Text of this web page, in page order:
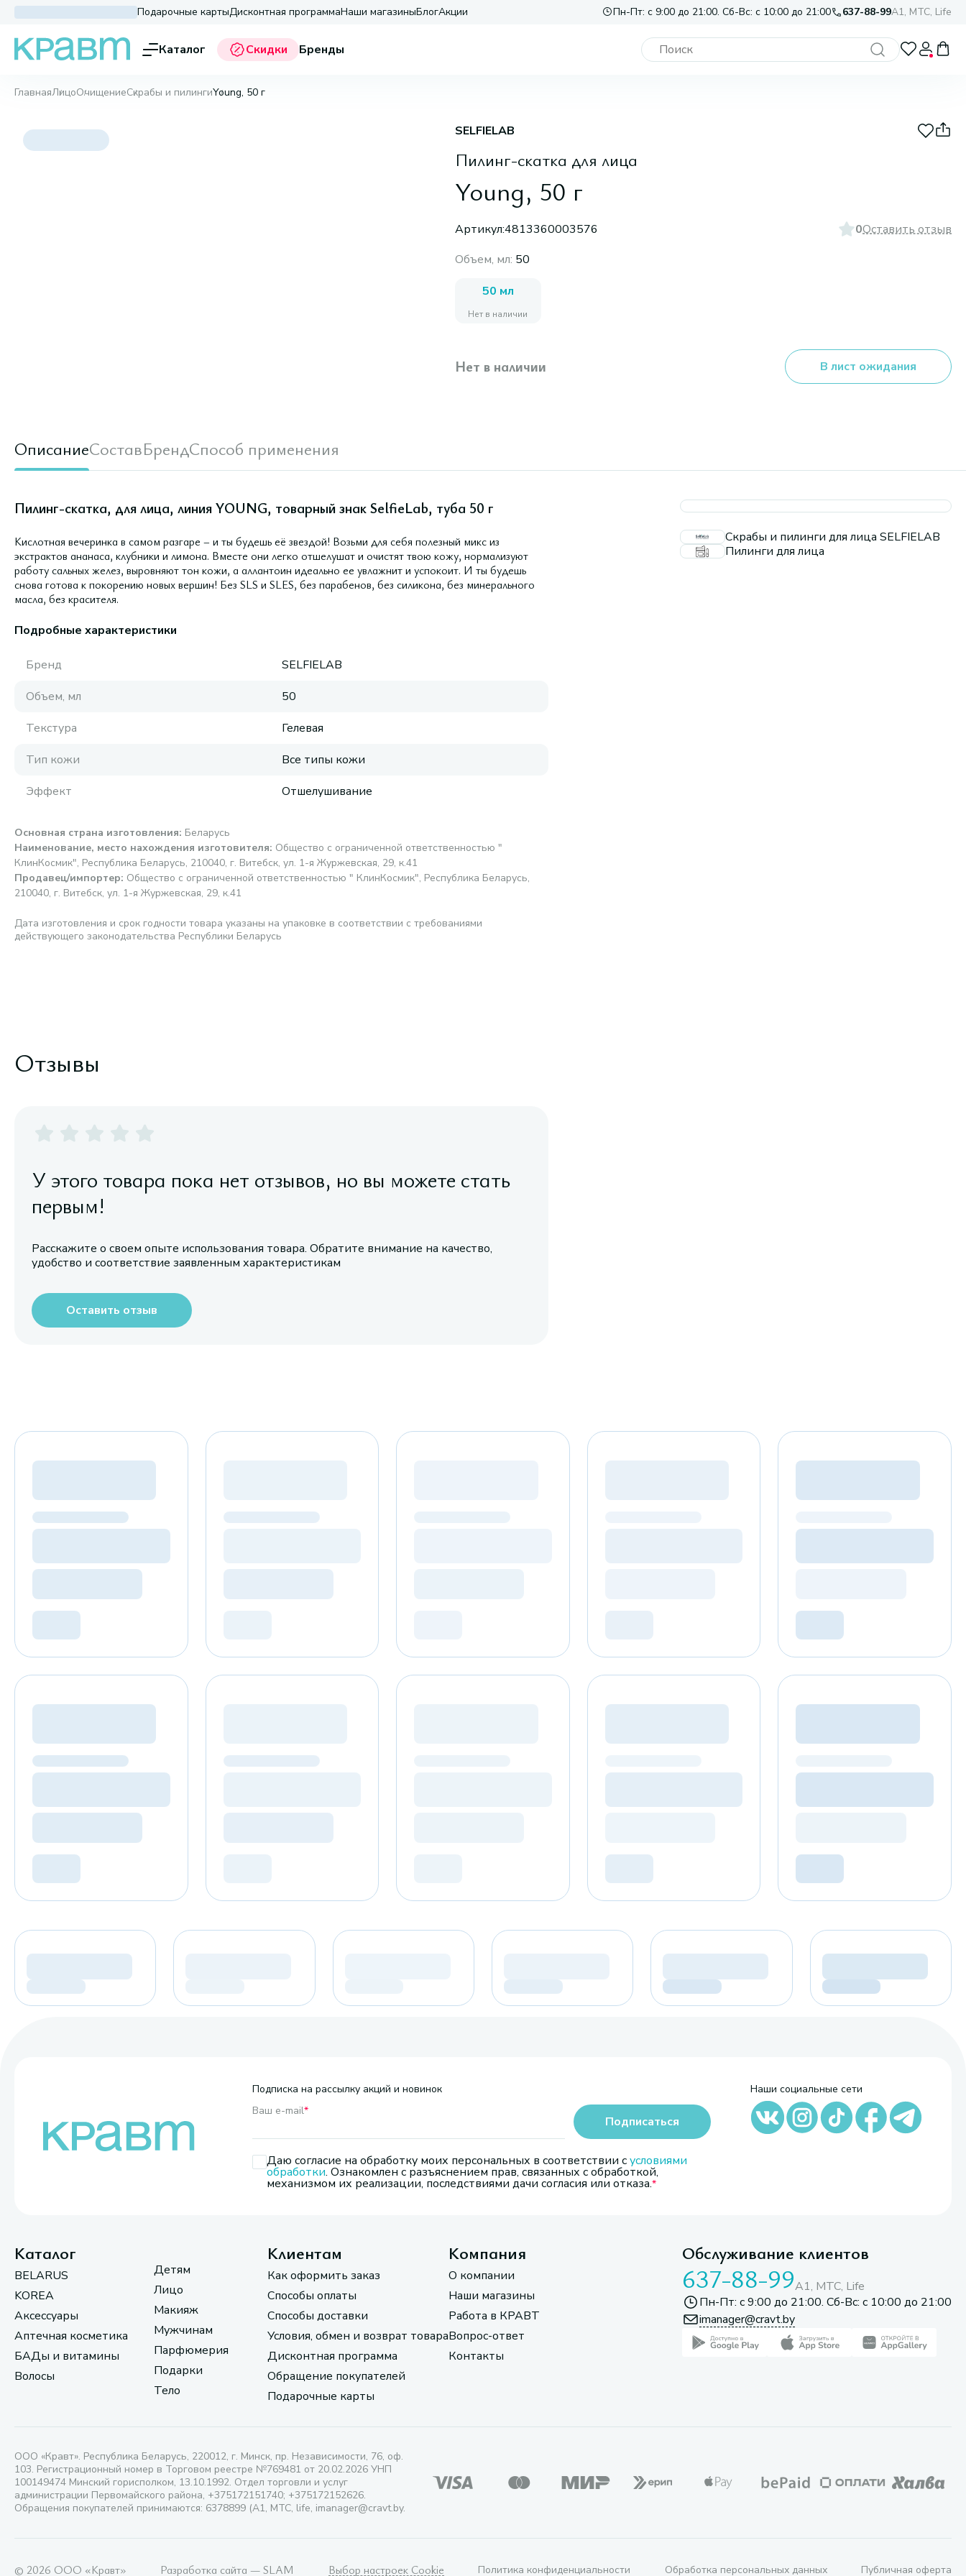
Подарочные картыДисконтная программаНаши магазиныБлогАкции Пн-Пт: с 9:00 до 21:00. Сб-Вс: с 10:00 до 21:00 637-88-99A1, МТС, Life
Каталог Скидки Бренды
ГлавнаяЛицоОчищениеСкрабы и пилингиYoung, 50 г
SELFIELAB
Пилинг-скатка для лица
Young, 50 г
Артикул:4813360003576 0Оставить отзыв
Объем, мл: 50
50 мл
Нет в наличии
Нет в наличии В лист ожидания
ОписаниеСоставБрендСпособ применения
Пилинг-скатка, для лица, линия YOUNG, товарный знак SelfieLab, туба 50 г
Кислотная вечеринка в самом разгаре – и ты будешь её звездой! Возьми для себя полезный микс из
экстрактов ананаса, клубники и лимона. Вместе они легко отшелушат и очистят твою кожу, нормализуют
работу сальных желез, выровняют тон кожи, а аллантоин идеально ее увлажнит и успокоит. И ты будешь
снова готова к покорению новых вершин! Без SLS и SLES, без парабенов, без силикона, без минерального
масла, без красителя.
Подробные характеристики
Бренд
SELFIELAB
Объем, мл
50
Текстура
Гелевая
Тип кожи
Все типы кожи
Эффект
Отшелушивание
Основная страна изготовления: Беларусь
Наименование, место нахождения изготовителя: Общество с ограниченной ответственностью "
КлинКосмик", Республика Беларусь, 210040, г. Витебск, ул. 1-я Журжевская, 29, к.41
Продавец/импортер: Общество с ограниченной ответственностью " КлинКосмик", Республика Беларусь,
210040, г. Витебск, ул. 1-я Журжевская, 29, к.41
Дата изготовления и срок годности товара указаны на упаковке в соответствии с требованиями
действующего законодательства Республики Беларусь
Скрабы и пилинги для лица SELFIELAB
Пилинги для лица
Отзывы
У этого товара пока нет отзывов, но вы можете стать
первым!
Расскажите о своем опыте использования товара. Обратите внимание на качество,
удобство и соответствие заявленным характеристикам
Оставить отзыв
Подписка на рассылку акций и новинок
Ваш e-mail*
Даю согласие на обработку моих персональных в соответствии сусловиями
обработки. Ознакомлен с разъяснением прав, связанных с обработкой,
механизмом их реализации, последствиями дачи согласия или отказа.
Подписаться
Наши социальные сети
Каталог
BELARUS
KOREA
Аксессуары
Аптечная косметика
БАДы и витамины
Волосы
Детям
Лицо
Макияж
Мужчинам
Парфюмерия
Подарки
Тело
Клиентам
Как оформить заказ
Способы оплаты
Способы доставки
Условия, обмен и возврат товара
Дисконтная программа
Обращение покупателей
Подарочные карты
Компания
О компании
Наши магазины
Работа в КРАВТ
Вопрос-ответ
Контакты
Обслуживание клиентов
637-88-99A1, МТС, Life
Пн-Пт: с 9:00 до 21:00. Сб-Вс: с 10:00 до 21:00
imanager@cravt.by
ООО «Кравт». Республика Беларусь, 220012, г. Минск, пр. Независимости, 76, оф.
103. Регистрационный номер в Торговом реестре №769481 от 20.02.2026 УНП
100149474 Минский горисполком, 13.10.1992. Отдел торговли и услуг
администрации Первомайского района, +375172151740; +375172152626.
Обращения покупателей принимаются: 6378899 (А1, МТС, life, imanager@cravt.by.
© 2026 ООО «Кравт» Разработка сайта — SLAM Выбор настроек Cookie Политика конфиденциальности Обработка персональных данных Публичная оферта